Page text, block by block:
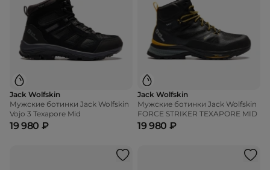
Jack Wolfskin
Мужские ботинки Jack Wolfskin
Vojo 3 Texapore Mid
19 980 ₽
Jack Wolfskin
Мужские ботинки Jack Wolfskin
FORCE STRIKER TEXAPORE MID
19 980 ₽